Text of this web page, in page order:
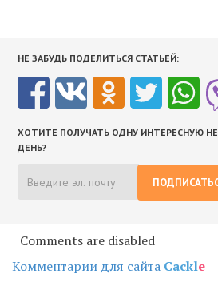
НЕ ЗАБУДЬ ПОДЕЛИТЬСЯ СТАТЬЕЙ:
ХОТИТЕ ПОЛУЧАТЬ ОДНУ ИНТЕРЕСНУЮ
ДЕНЬ?
Comments are disabled
Комментарии для сайта Cackle